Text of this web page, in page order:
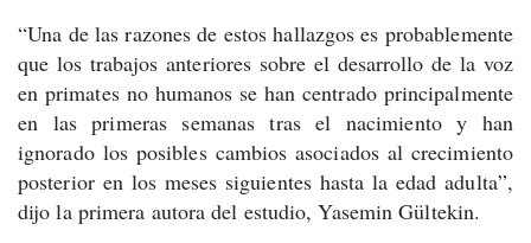
“Una de las razones de estos hallazgos es probablemente
que los trabajos anteriores sobre el desarrollo de la voz
en primates no humanos se han centrado principalmente
en las primeras semanas tras el nacimiento y han
ignorado los posibles cambios asociados al crecimiento
posterior en los meses siguientes hasta la edad adulta”,
dijo la primera autora del estudio, Yasemin Gültekin.